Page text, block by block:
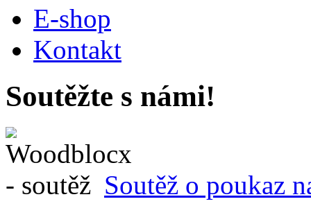
E-shop
Kontakt
Soutěžte s námi!
Soutěž o poukaz